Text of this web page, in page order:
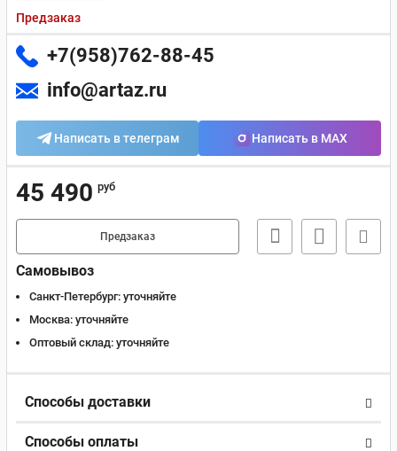
Предзаказ
+7(958)762-88-45
info@artaz.ru
Написать в телеграм Написать в MAX
45 490 руб
Предзаказ
Самовывоз
Санкт-Петербург: уточняйте
Москва: уточняйте
Оптовый склад: уточняйте
Способы доставки
Способы оплаты